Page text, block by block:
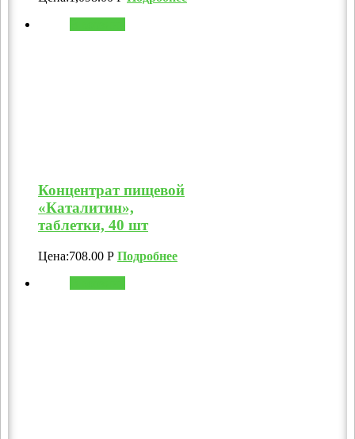
Концентрат пищевой
«Каталитин»,
таблетки, 40 шт
Цена:708.00 Р Подробнее